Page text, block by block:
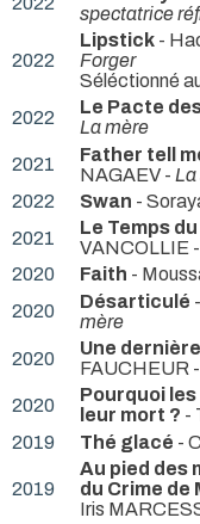
spectatrice
2022
Lipstick -
Forger
Séléctionné
2022
Le Pacte
La mère
2021
Father tell
NAGAEV -
2022
Swan -
2021
Le Temps
VANCOLLIE -
2020
Faith -
2020
Désarticulé
mère
2020
Une
FAUCHEUR -
2020
Pourquoi
leur mort ? -
2019
Thé glacé -
2019
Au pied des
du Crime de
Iris